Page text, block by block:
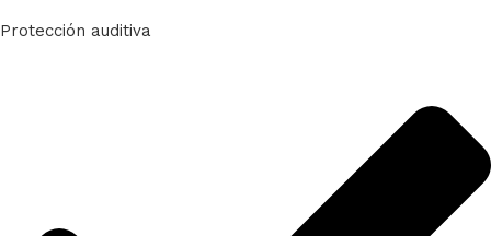
Protección auditiva